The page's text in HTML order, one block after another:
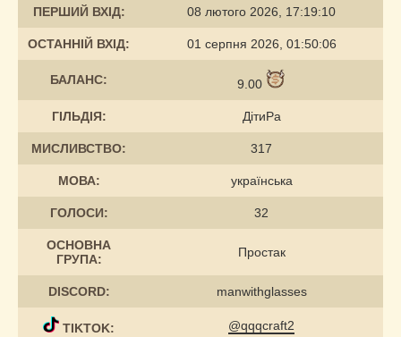
ПЕРШИЙ ВХІД: 08 лютого 2026, 17:19:10
ОСТАННІЙ ВХІД: 01 серпня 2026, 01:50:06
БАЛАНС: 9.00
ГІЛЬДІЯ: ДітиРа
МИСЛИВСТВО: 317
МОВА: українська
ГОЛОСИ: 32
ОСНОВНА
ГРУПА:
Простак
DISCORD: manwithglasses
TIKTOK: @qqqcraft2